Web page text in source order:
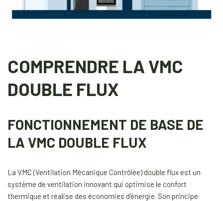
COMPRENDRE LA VMC
DOUBLE FLUX
FONCTIONNEMENT DE BASE DE
LA VMC DOUBLE FLUX
La VMC (Ventilation Mécanique Contrôlée) double flux est un
système de ventilation innovant qui optimise le confort
thermique et réalise des économies d’énergie. Son principe